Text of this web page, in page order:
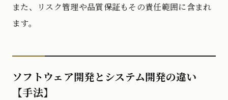
また、リスク管理や品質保証もその責任範囲に含まれ
ます。
ソフトウェア開発とシステム開発の違い
【手法】